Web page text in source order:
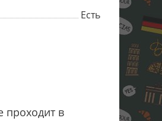
Есть
проходит в